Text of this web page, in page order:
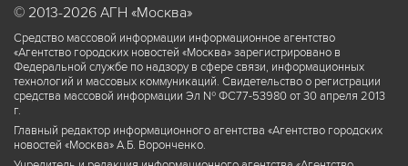
© 2013-2026 АГН «Москва»
Средство массовой информации информационное агентство
«Агентство городских новостей «Москва» зарегистрировано в
Федеральной службе по надзору в сфере связи, информационных
технологий и массовых коммуникаций. Свидетельство о регистрации
средства массовой информации Эл № ФС77-53980 от 30 апреля 2013
г.
Главный редактор информационного агентства «Агентство городских
новостей «Москва» А.Б. Воронченко.